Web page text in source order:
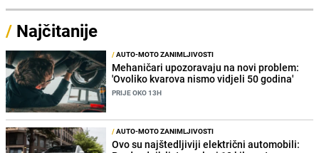
/ Najčitanije
/AUTO-MOTO ZANIMLJIVOSTI
Mehaničari upozoravaju na novi problem:
'Ovoliko kvarova nismo vidjeli 50 godina'
PRIJE OKO 13H
/AUTO-MOTO ZANIMLJIVOSTI
Ovo su najštedljiviji električni automobili: